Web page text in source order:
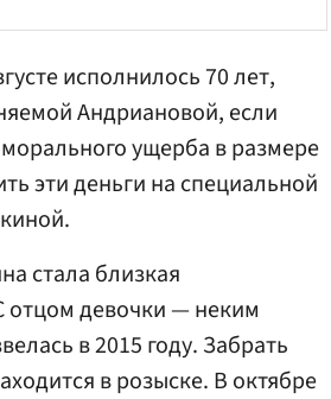
исполнилось 70 лет,
Андриановой, если
ущерба в размере
эти деньги на специальной
стала близкая
отцом девочки — неким
в 2015 году. Забрать
в розыске. В октябре